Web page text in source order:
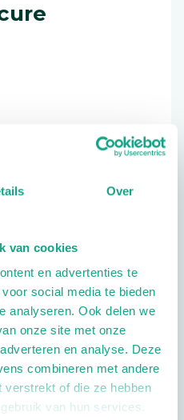
Over
van cookies
en advertenties te
social media te bieden
analyseren. Ook delen we
onze site met onze
en analyse. Deze
combineren met andere
verstrekt of die ze hebben
van hun services.